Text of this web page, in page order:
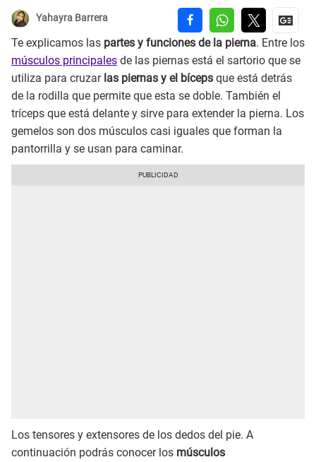
Yahayra Barrera
Te explicamos las partes y funciones de la pierna. Entre los
músculos principales de las piernas está el sartorio que se
utiliza para cruzar las piernas y el bíceps que está detrás
de la rodilla que permite que esta se doble. También el
tríceps que está delante y sirve para extender la pierna. Los
gemelos son dos músculos casi iguales que forman la
pantorrilla y se usan para caminar.
Los tensores y extensores de los dedos del pie. A
continuación podrás conocer los músculos